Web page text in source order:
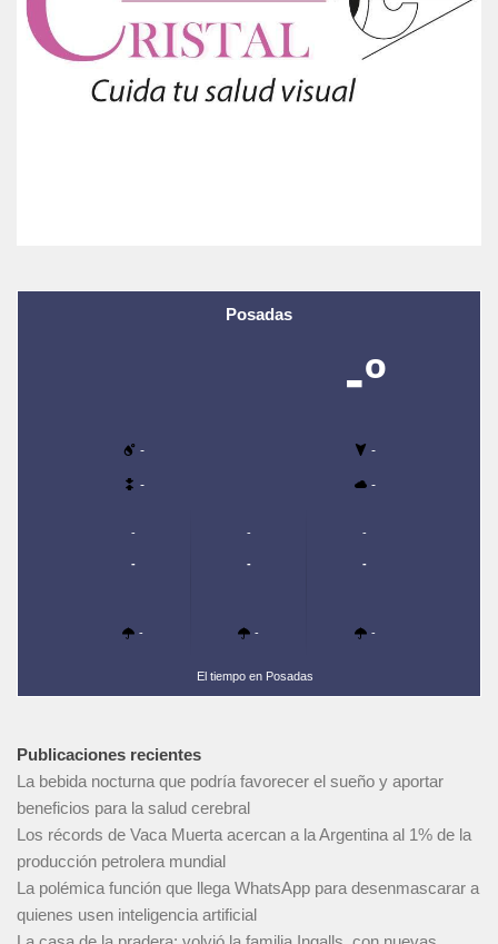
Posadas
-º
- -
- -
-
-
-
-
-
-
-
-
-
El tiempo en Posadas
Publicaciones recientes
La bebida nocturna que podría favorecer el sueño y aportar
beneficios para la salud cerebral
Los récords de Vaca Muerta acercan a la Argentina al 1% de la
producción petrolera mundial
La polémica función que llega WhatsApp para desenmascarar a
quienes usen inteligencia artificial